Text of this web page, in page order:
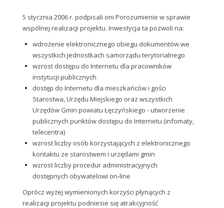
5 stycznia 2006 r. podpisali oni Porozumienie w sprawie
wspólnej realizacji projektu. Inwestycja ta pozwoli na:
wdrożenie elektronicznego obiegu dokumentów we
wszystkich jednostkach samorządu terytorialnego
wzrost dostępu do Internetu dla pracowników
instytucji publicznych
dostęp do Internetu dla mieszkańców i gości
Starostwa, Urzędu Miejskiego oraz wszystkich
Urzędów Gmin powiatu Łęczyńskiego - utworzenie
publicznych punktów dostępu do Internetu (infomaty,
telecentra)
wzrost liczby osób korzystających z elektronicznego
kontaktu ze starostwem i urzędami gmin
wzrost liczby procedur administracyjnych
dostępnych obywatelowi on-line
Oprócz wyżej wymienionych korzyści płynących z
realizacji projektu podniesie się atrakcyjność